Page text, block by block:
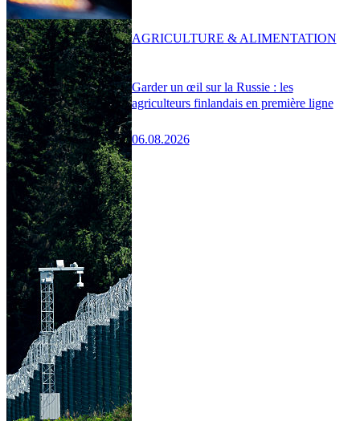
Garder un œil sur la Russie : les
agriculteurs finlandais en première ligne
06.08.2026
AGRICULTURE & ALIMENTATION